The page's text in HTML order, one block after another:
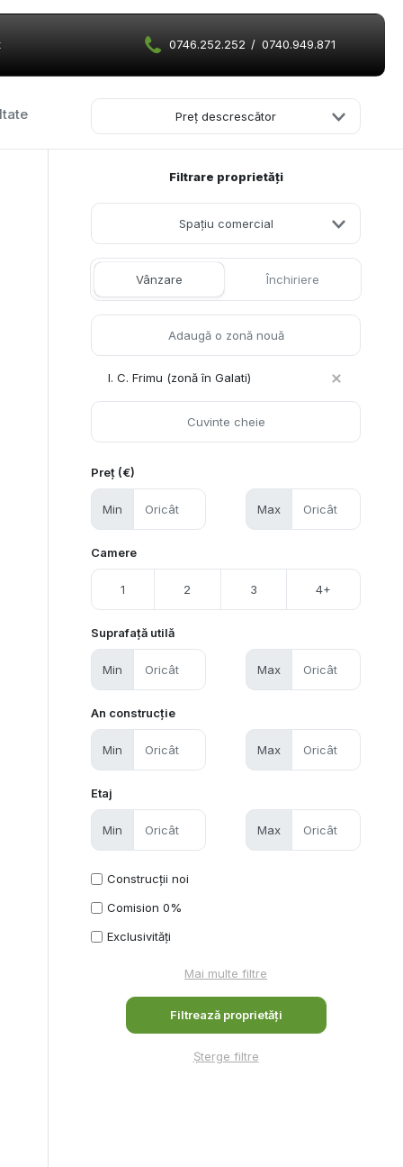
0746.252.252 / 0740.949.871
Preț descrescător
Filtrare proprietăți
Spațiu comercial
Vânzare Închiriere
I. C. Frimu (zonă în Galati)
Preț (€)
Min Max
Camere
1 2 3 4+
Suprafață utilă
Min Max
An construcție
Min Max
Etaj
Min Max
Construcții noi
Comision 0%
Exclusivități
Mai multe filtre
Șterge filtre